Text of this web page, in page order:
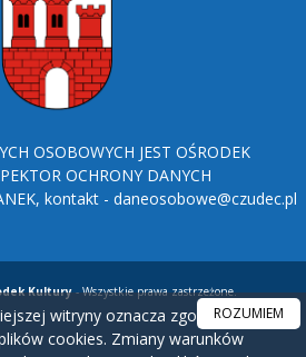
OSOBOWYCH JEST OŚRODEK
OCHRONY DANYCH
kontakt - daneosobowe@czudec.pl
Kultury- Wszystkie prawa zastrzeżone.
witryny oznacza zgodę na
cookies. Zmiany warunków
ROZUMIEM